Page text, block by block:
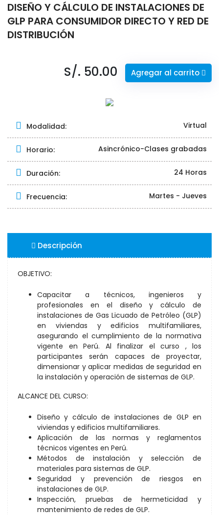
DISEÑO Y CÁLCULO DE INSTALACIONES DE
GLP PARA CONSUMIDOR DIRECTO Y RED DE
DISTRIBUCIÓN
S/. 50.00 Agregar al carrito
Modalidad: Virtual
Horario: Asincrónico-Clases grabadas
Duración: 24 Horas
Frecuencia: Martes - Jueves
Descripción
OBJETIVO:
Capacitar a técnicos, ingenieros y
profesionales en el diseño y cálculo de
instalaciones de Gas Licuado de Petróleo (GLP)
en viviendas y edificios multifamiliares,
asegurando el cumplimiento de la normativa
vigente en Perú. Al finalizar el curso , los
participantes serán capaces de proyectar,
dimensionar y aplicar medidas de seguridad en
la instalación y operación de sistemas de GLP.
ALCANCE DEL CURSO:
Diseño y cálculo de instalaciones de GLP en
viviendas y edificios multifamiliares.
Aplicación de las normas y reglamentos
técnicos vigentes en Perú.
Métodos de instalación y selección de
materiales para sistemas de GLP.
Seguridad y prevención de riesgos en
instalaciones de GLP.
Inspección, pruebas de hermeticidad y
mantenimiento de redes de GLP.